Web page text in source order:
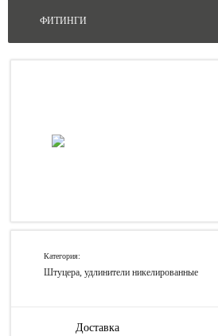
ФИТИНГИ
Категория:
Штуцера, удлинители никелированные
Доставка